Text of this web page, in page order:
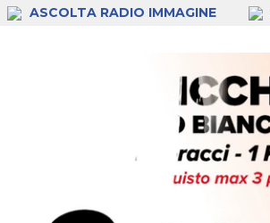
ASCOLTA RADIO IMMAGINE